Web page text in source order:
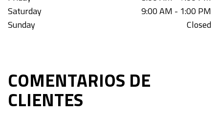
Saturday
9:00 AM - 1:00 PM
Sunday
Closed
COMENTARIOS DE
CLIENTES